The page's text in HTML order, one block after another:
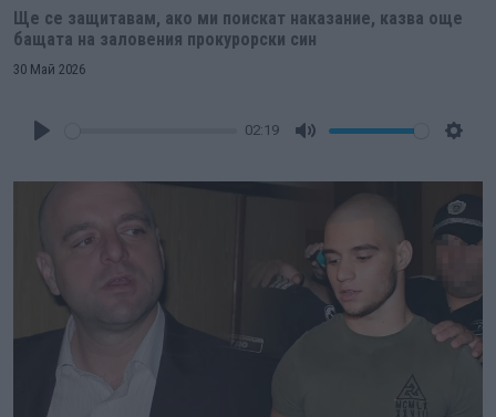
Ще се защитавам, ако ми поискат наказание, казва още
бащата на заловения прокурорски син
30 Май 2026
02:19